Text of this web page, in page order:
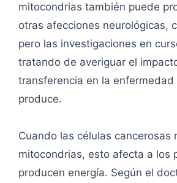
mitocondrias también puede
otras afecciones neurológicas,
pero las investigaciones en
tratando de averiguar el
transferencia en la enfermedad
produce.
Cuando las células cancerosas
mitocondrias, esto afecta a los
producen energía. Según el